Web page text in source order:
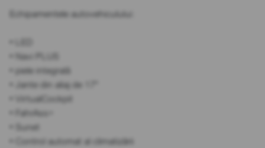
Echipamentele autovehiculului:
• Navi PLUS
• piele integrală
• Jante din aliaj de 17"
• VirtualCockpit
• FahrAss+
• Sunet
• Control automat al climatizării